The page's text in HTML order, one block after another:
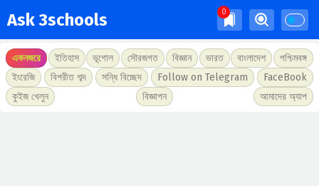
Ask 3schools
একনজরে ইতিহাস ভূগোল সৌরজগত বিজ্ঞান ভারত বাংলাদেশ
পশ্চিমবঙ্গ
ইংরেজি
বিপরীত শব্দ সন্ধি বিচ্ছেদ Follow on Telegram
FaceBook
কুইজ খেলুন
বিজ্ঞাপন আমাদের অ্যাপ